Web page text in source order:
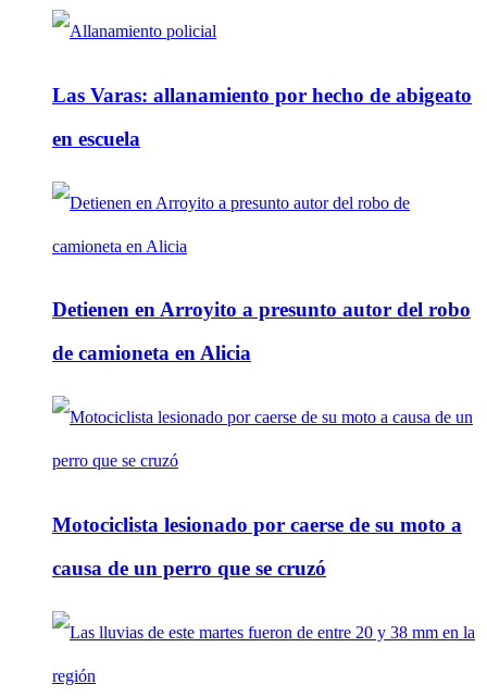
Las Varas: allanamiento por hecho de abigeato
en escuela
Detienen en Arroyito a presunto autor del robo
de camioneta en Alicia
Motociclista lesionado por caerse de su moto a
causa de un perro que se cruzó